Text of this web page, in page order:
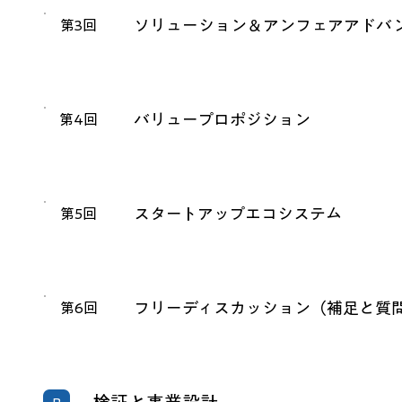
第3回 ソリューション＆アンフェアアドバ
第4回 バリュープロポジション
第5回 スタートアップエコシステム
第6回 フリーディスカッション（補足と質